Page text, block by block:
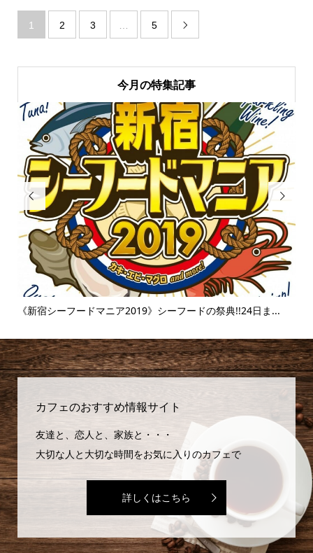
1 2 3 … 5 
今月の特集記事

《富士そば》衝撃のタピオカ漬け丼!!販売延長を繰り返すその

友達と、恋人と、家族と・・・
大切な人と大切な時間をお気に入りのカフェで